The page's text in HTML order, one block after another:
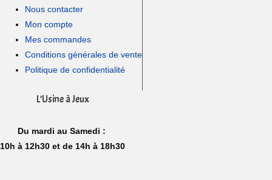
Nous contacter
Mon compte
Mes commandes
Conditions générales de vente
Politique de confidentialité
L’Usine à Jeux
Du mardi au Samedi :
10h à 12h30 et de 14h à 18h30